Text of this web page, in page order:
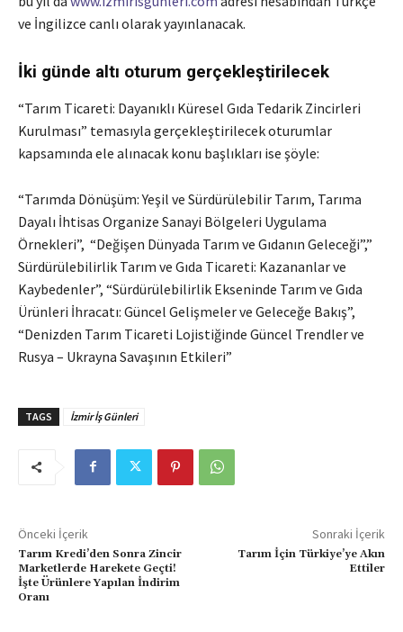
ve İngilizce canlı olarak yayınlanacak.
İki günde altı oturum gerçekleştirilecek
“Tarım Ticareti: Dayanıklı Küresel Gıda Tedarik Zincirleri
Kurulması” temasıyla gerçekleştirilecek oturumlar
kapsamında ele alınacak konu başlıkları ise şöyle:
“Tarımda Dönüşüm: Yeşil ve Sürdürülebilir Tarım, Tarıma
Dayalı İhtisas Organize Sanayi Bölgeleri Uygulama
Örnekleri”, “Değişen Dünyada Tarım ve Gıdanın Geleceği”,”
Sürdürülebilirlik Tarım ve Gıda Ticareti: Kazananlar ve
Kaybedenler”, “Sürdürülebilirlik Ekseninde Tarım ve Gıda
Ürünleri İhracatı: Güncel Gelişmeler ve Geleceğe Bakış”,
“Denizden Tarım Ticareti Lojistiğinde Güncel Trendler ve
Rusya – Ukrayna Savaşının Etkileri”
TAGS İzmir İş Günleri
Önceki İçerik
Tarım Kredi’den Sonra Zincir
Marketlerde Harekete Geçti!
İşte Ürünlere Yapılan İndirim
Oranı
Sonraki İçerik
Tarım İçin Türkiye’ye Akın
Ettiler